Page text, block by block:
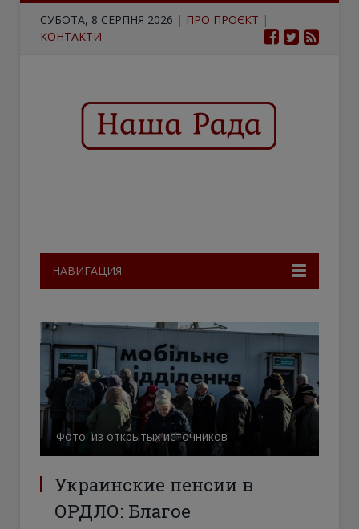
СУБОТА, 8 СЕРПНЯ 2026 | ПРО ПРОЄКТ |
КОНТАКТИ
НАВИГАЦИЯ
Фото: из открытых источников
Украинские пенсии в
ОРДЛО: Благое